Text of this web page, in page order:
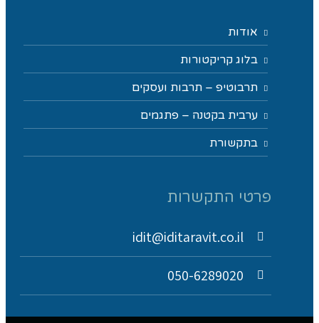
אודות
בלוג קריקטורות
תרבוטיפ – תרבות ועסקים
ערבית בקטנה – פתגמים
בתקשורת
פרטי התקשרות
idit@iditaravit.co.il
050-6289020